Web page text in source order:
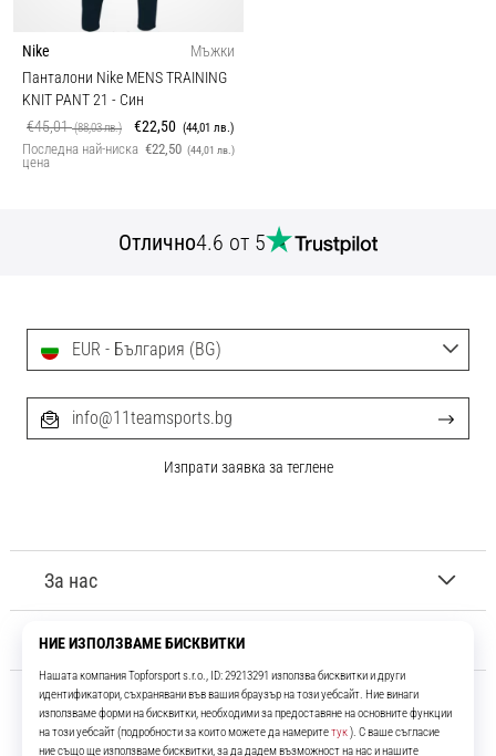
Nike
Мъжки
Панталони Nike MENS TRAINING
KNIT PANT 21 - Син
€45,01(88,03 лв.) €22,50 (44,01 лв.)
Последна най-ниска
цена
€22,50 (44,01 лв.)
Отлично4.6 от 5
За нас
Обслужване на клиенти
EUR - България (BG)
info@11teamsports.bg
Изпрати заявка за теглене